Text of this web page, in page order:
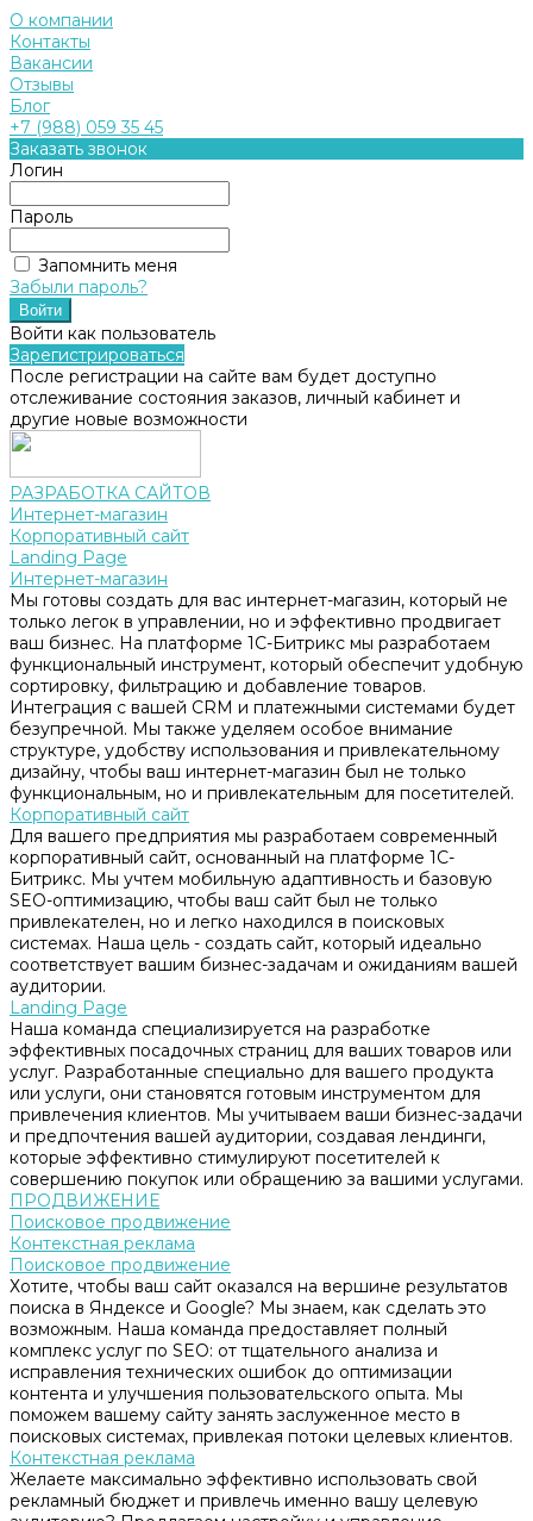
О компании
Контакты
Вакансии
Отзывы
Блог
+7 (988) 059 35 45
Заказать звонок
Логин
Пароль
Запомнить меня
Забыли пароль?
Войти как пользователь
Зарегистрироваться
После регистрации на сайте вам будет доступно
отслеживание состояния заказов, личный кабинет и
другие новые возможности
РАЗРАБОТКА САЙТОВ
Интернет-магазин
Корпоративный сайт
Landing Page
Интернет-магазин
Мы готовы создать для вас интернет-магазин, который не
только легок в управлении, но и эффективно продвигает
ваш бизнес. На платформе 1С-Битрикс мы разработаем
функциональный инструмент, который обеспечит удобную
сортировку, фильтрацию и добавление товаров.
Интеграция с вашей CRM и платежными системами будет
безупречной. Мы также уделяем особое внимание
структуре, удобству использования и привлекательному
дизайну, чтобы ваш интернет-магазин был не только
функциональным, но и привлекательным для посетителей.
Корпоративный сайт
Для вашего предприятия мы разработаем современный
корпоративный сайт, основанный на платформе 1С-
Битрикс. Мы учтем мобильную адаптивность и базовую
SEO-оптимизацию, чтобы ваш сайт был не только
привлекателен, но и легко находился в поисковых
системах. Наша цель - создать сайт, который идеально
соответствует вашим бизнес-задачам и ожиданиям вашей
аудитории.
Landing Page
Наша команда специализируется на разработке
эффективных посадочных страниц для ваших товаров или
услуг. Разработанные специально для вашего продукта
или услуги, они становятся готовым инструментом для
привлечения клиентов. Мы учитываем ваши бизнес-задачи
и предпочтения вашей аудитории, создавая лендинги,
которые эффективно стимулируют посетителей к
совершению покупок или обращению за вашими услугами.
ПРОДВИЖЕНИЕ
Поисковое продвижение
Контекстная реклама
Поисковое продвижение
Хотите, чтобы ваш сайт оказался на вершине результатов
поиска в Яндексе и Google? Мы знаем, как сделать это
возможным. Наша команда предоставляет полный
комплекс услуг по SEO: от тщательного анализа и
исправления технических ошибок до оптимизации
контента и улучшения пользовательского опыта. Мы
поможем вашему сайту занять заслуженное место в
поисковых системах, привлекая потоки целевых клиентов.
Контекстная реклама
Желаете максимально эффективно использовать свой
рекламный бюджет и привлечь именно вашу целевую